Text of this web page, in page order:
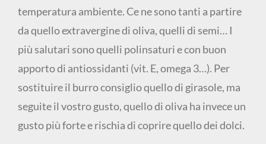
temperatura ambiente. Ce ne sono tanti a partire
da quello extravergine di oliva, quelli di semi… I
più salutari sono quelli polinsaturi e con buon
apporto di antiossidanti (vit. E, omega 3…). Per
sostituire il burro consiglio quello di girasole, ma
seguite il vostro gusto, quello di oliva ha invece un
gusto più forte e rischia di coprire quello dei dolci.